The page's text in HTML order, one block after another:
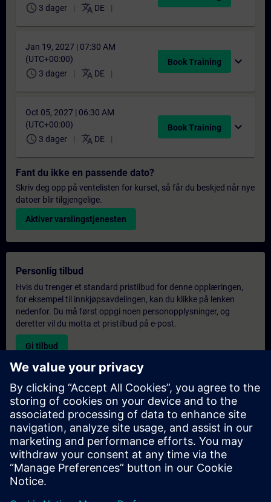
schedule 3 dager translate DE
Jan 19, 2027 | 07:30 AM
(UTC+00:00)
schedule 3 dager translate DE
Book Training expand_more
Oct 05, 2027 | 06:30 AM
(UTC+00:00)
schedule 3 dager translate DE
Book Training expand_more
Fant du ikke en passende dato?
Skriv deg opp på ventelisten for kurset, så får du beskjed når nye
datoer blir tilgjengelige.
Aktiver varslingstjenesten
Personlig tilbud
Hvis du trenger et standard pristilbud for denne opplæringen,
for eksempel til innkjøpsavdelingen, kan du klikke på lenken
nedenfor. Du må først oppgi noen personopplysninger, og
deretter vil du motta et pristilbud på e-post.
Gi tilbud
Forespørsel om eksklusiv opplæring
Fyll ut skjemaet nedenfor hvis du ønsker et tilbud på et
eksklusivt kurs, enten på stedet, virtuelt eller på vårt SITRAIN-
kurssenter. Denne typen forespørsel passer for større grupper (6
personer eller flere). Etter at du har oppgitt kontaktinformasjon
og kursbehov, vil du motta et tilbud fra oss.
Be om eksklusivt tilbud